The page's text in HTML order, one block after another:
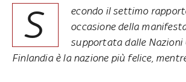
S
econdo il settimo
occasione della
supportata dalle Nazioni
Finlandia è la nazione più felice,